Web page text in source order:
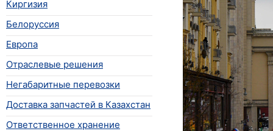
Киргизия
Белоруссия
Европа
Отраслевые решения
Негабаритные перевозки
Доставка запчастей в Казахстан
Ответственное хранение